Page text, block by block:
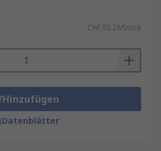
CHF.93.28/Stück
Hinzufügen
Datenblätter